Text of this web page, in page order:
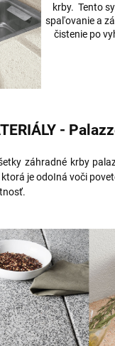
krby. Tento
spal'ovanie a
čistenie po
-
záhradné krby
je odoIná voči